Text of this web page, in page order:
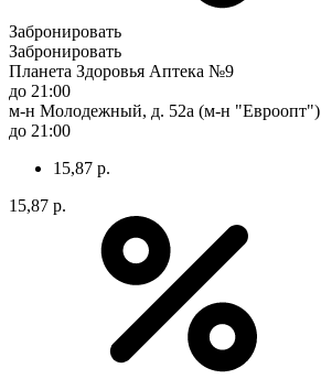
Забронировать
Забронировать
Планета Здоровья Аптека №9
до 21:00
м-н Молодежный, д. 52а (м-н "Евроопт")
до 21:00
15,87 р.
15,87 р.